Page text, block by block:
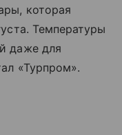
которая
Температуры
даже для
«Турпром».